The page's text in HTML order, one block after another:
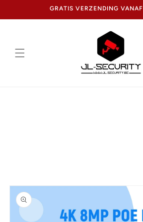
content
GRATIS VERZENDING